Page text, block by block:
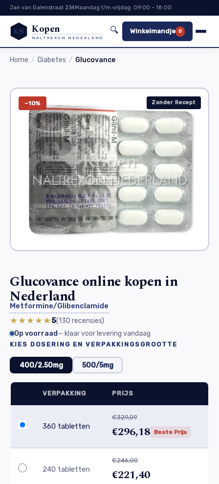
Jan van Galenstraat 234Maandag t/m vrijdag: 09:00 – 18:00
KN Kopen
NALTREXON NEDERLAND
🔍 Winkelmandje 0
Home Diabetes Glucovance
−10% Zonder Recept
Glucovance online kopen in
Nederland
Metformine/Glibenclamide
★★★★★5(130 recensies)
Op voorraad— klaar voor levering vandaag
KIES DOSERING EN VERPAKKINGSGROOTTE
400/2.50mg 500/5mg
VERPAKKING PRIJS
360 tabletten
€329,09
€296,18 Beste Prijs
240 tabletten
€246,00
€221,40